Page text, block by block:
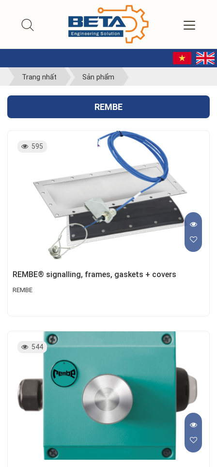
Trang nhất Sản phẩm
REMBE
595
REMBE® signalling, frames, gaskets + covers
REMBE
544